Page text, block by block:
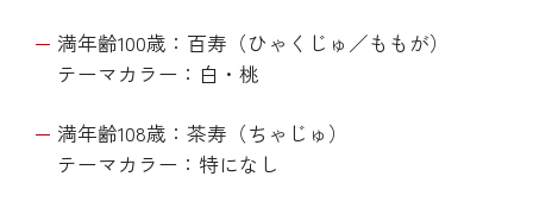
満年齢100歳：百寿（ひゃくじゅ／ももが）
テーマカラー：白・桃
満年齢108歳：茶寿（ちゃじゅ）
テーマカラー：特になし